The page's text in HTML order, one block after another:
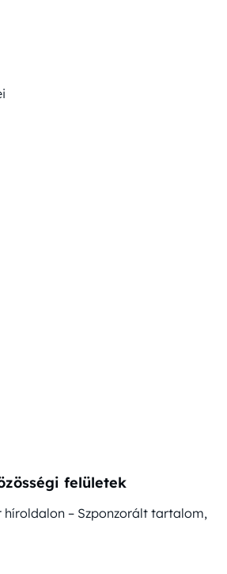
felületek
híroldalon – Szponzorált tartalom,